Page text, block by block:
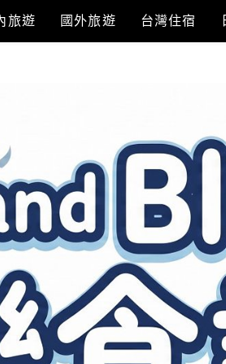
旅遊 國外旅遊 台灣住宿